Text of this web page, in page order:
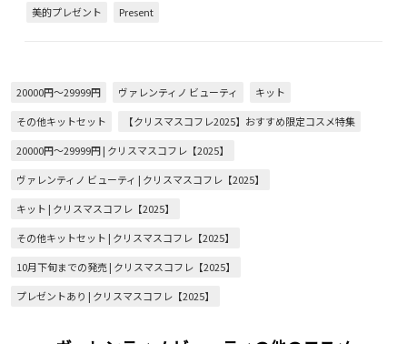
美的プレゼント Present
20000円～29999円 ヴァレンティノ ビューティ
キット
その他キットセット
【クリスマスコフレ2025】おすすめ限定コスメ特集
20000円～29999円 | クリスマスコフレ【2025】
ヴァレンティノ ビューティ | クリスマスコフレ【2025】
キット | クリスマスコフレ【2025】
その他キットセット | クリスマスコフレ【2025】
10月下旬までの発売 | クリスマスコフレ【2025】
プレゼントあり | クリスマスコフレ【2025】